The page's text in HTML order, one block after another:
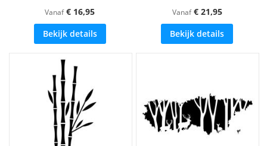
Vanaf € 16,95
Bekijk details
Vanaf € 21,95
Bekijk details